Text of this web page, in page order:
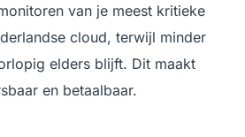
van je meest kritieke
cloud, terwijl minder
elders blijft. Dit maakt
en betaalbaar.